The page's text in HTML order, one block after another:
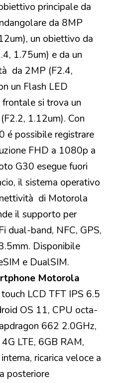
principale da
da 8MP
un obiettivo da
1.75um) e da un
da 2MP (F2.4,
un Flash LED
si trova un
1.12um). Con
é possibile registrare
FHD a 1080p a
G30 esegue fuori
il sistema operativo
di Motorola
il supporto per
dual-band, NFC, GPS,
Disponibile
e DualSIM.
Motorola
LCD TFT IPS 6.5
OS 11, CPU octa-
662 2.0GHz,
LTE, 6GB RAM,
ricarica veloce a
posteriore